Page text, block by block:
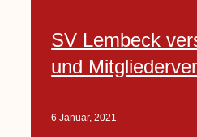
SV Lembeck
und
6 Januar, 2021